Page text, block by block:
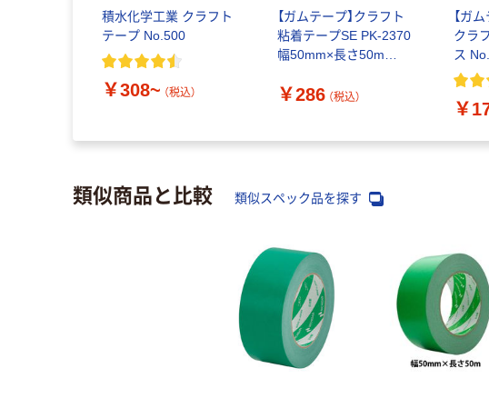
積水化学工業 クラフト
テープ No.500
￥308~ （税込）
【ガムテープ】クラフト
粘着テープSE PK-2370
幅50mm×長さ50m
￥286 （税込）
【ガ
クラ
ス
￥
類似商品と比較 類似スペック品を探す